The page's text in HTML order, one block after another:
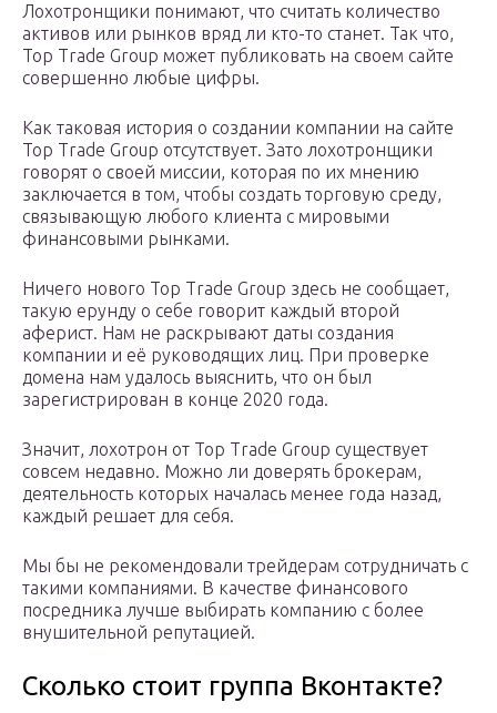
Лохотронщики понимают, что считать количество
активов или рынков вряд ли кто-то станет. Так что,
Top Trade Group может публиковать на своем сайте
совершенно любые цифры.
Как таковая история о создании компании на сайте
Top Trade Group отсутствует. Зато лохотронщики
говорят о своей миссии, которая по их мнению
заключается в том, чтобы создать торговую среду,
связывающую любого клиента с мировыми
финансовыми рынками.
Ничего нового Top Trade Group здесь не сообщает,
такую ерунду о себе говорит каждый второй
аферист. Нам не раскрывают даты создания
компании и её руководящих лиц. При проверке
домена нам удалось выяснить, что он был
зарегистрирован в конце 2020 года.
Значит, лохотрон от Top Trade Group существует
совсем недавно. Можно ли доверять брокерам,
деятельность которых началась менее года назад,
каждый решает для себя.
Мы бы не рекомендовали трейдерам сотрудничать с
такими компаниями. В качестве финансового
посредника лучше выбирать компанию с более
внушительной репутацией.
Сколько стоит группа Вконтакте?